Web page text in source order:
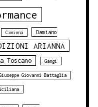
Ciminna Damiano
ARIANNA
Toscano Gangi
Giovanni Battaglia